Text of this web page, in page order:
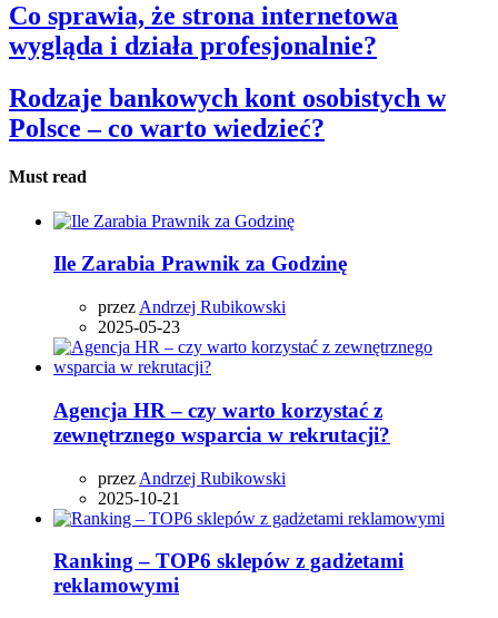
Co sprawia, że strona internetowa
wygląda i działa profesjonalnie?
Rodzaje bankowych kont osobistych w
Polsce – co warto wiedzieć?
Must read
Ile Zarabia Prawnik za Godzinę
przez Andrzej Rubikowski
2025-05-23
Agencja HR – czy warto korzystać z
zewnętrznego wsparcia w rekrutacji?
przez Andrzej Rubikowski
2025-10-21
Ranking – TOP6 sklepów z gadżetami
reklamowymi